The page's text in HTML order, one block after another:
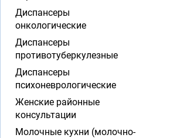
Диспансеры
онкологические
Диспансеры
противотуберкулезные
Диспансеры
психоневрологические
Женские районные
консультации
Молочные кухни (молочно-